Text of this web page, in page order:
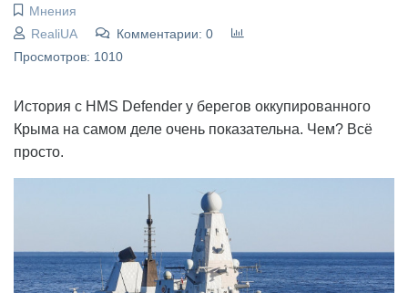
Мнения
RealiUA
Комментарии: 0
Просмотров: 1010
История с HMS Defender у берегов оккупированного
Крыма на самом деле очень показательна. Чем? Всё
просто.